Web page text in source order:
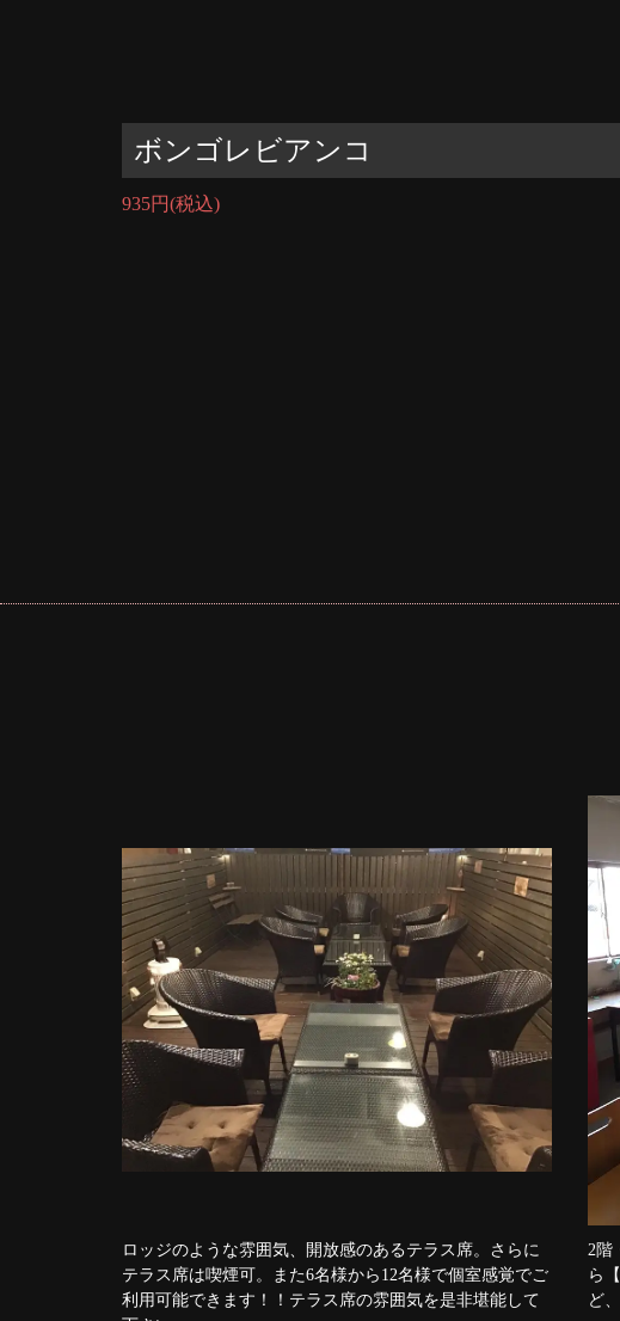
ボンゴレビアンコ
935円(税込)
ロッジのような雰囲気、開放感のあるテラス席。さらに
テラス席は喫煙可。また6名様から12名様で個室感覚でご
利用可能できます！！テラス席の雰囲気を是非堪能して
2階
ら
ど